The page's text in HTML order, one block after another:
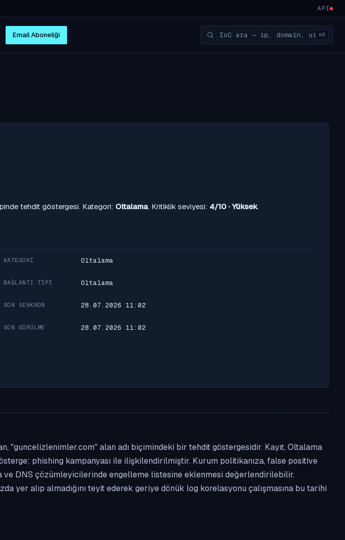
API
Email Aboneliği ⌘K
tehdit göstergesi. Kategori: Oltalama. Kritiklik seviyesi: 4/10 · Yüksek.
KATEGORI Oltalama
BAĞLANTI TIPI Oltalama
SON SENKRON 28.07.2026 11:02
SON GÖRÜLME 28.07.2026 11:02
"guncelizlenimler.com" alan adı biçimindeki bir tehdit göstergesidir. Kayıt, Oltalama
phishing kampanyası ile ilişkilendirilmiştir. Kurum politikanıza, false positive
ve DNS çözümleyicilerinde engelleme listesine eklenmesi değerlendirilebilir.
yer alıp almadığını teyit ederek geriye dönük log korelasyonu çalışmasına bu tarihi